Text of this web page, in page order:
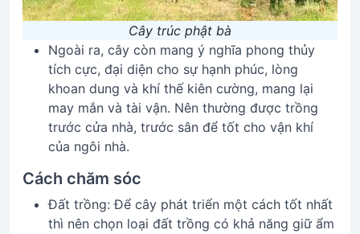
Cây trúc phật bà
Ngoài ra, cây còn mang ý nghĩa phong thủy
tích cực, đại diện cho sự hạnh phúc, lòng
khoan dung và khí thế kiên cường, mang lại
may mắn và tài vận. Nên thường được trồng
trước cửa nhà, trước sân để tốt cho vận khí
của ngôi nhà.
Cách chăm sóc
Đất trồng: Để cây phát triển một cách tốt nhất
thì nên chọn loại đất trồng có khả năng giữ ẩm